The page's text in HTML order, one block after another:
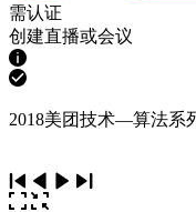
需认证
创建直播或会议
2018美团技术—算法系